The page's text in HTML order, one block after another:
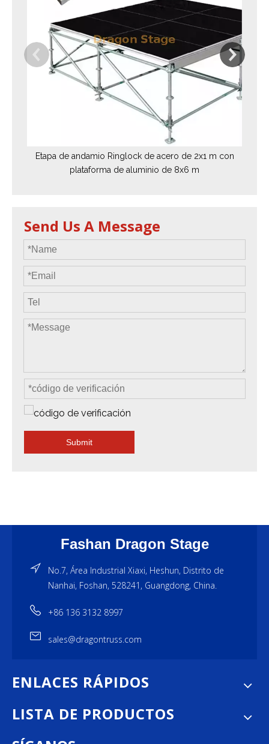
Etapa de andamio Ringlock de acero de 2x1 m con
plataforma de aluminio de 8x6 m
Send Us A Message
Submit
Fashan Dragon Stage
No.7, Área Industrial Xiaxi, Heshun, Distrito de
Nanhai, Foshan, 528241, Guangdong, China.
+86 136 3132 8997
sales@dragontruss.com
ENLACES RÁPIDOS
LISTA DE PRODUCTOS